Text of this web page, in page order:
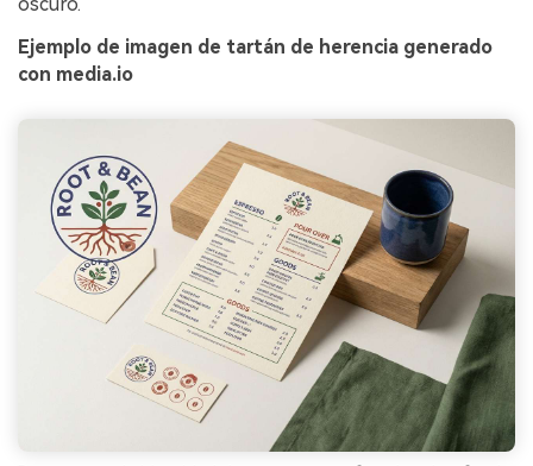
oscuro.
Ejemplo de imagen de tartán de herencia generado
con media.io